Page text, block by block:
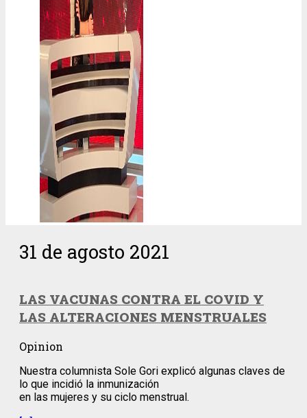
31 de agosto 2021
LAS VACUNAS CONTRA EL COVID Y
LAS ALTERACIONES MENSTRUALES
Opinion
Nuestra columnista Sole Gori explicó algunas claves de
lo que incidió la inmunización
en las mujeres y su ciclo menstrual.